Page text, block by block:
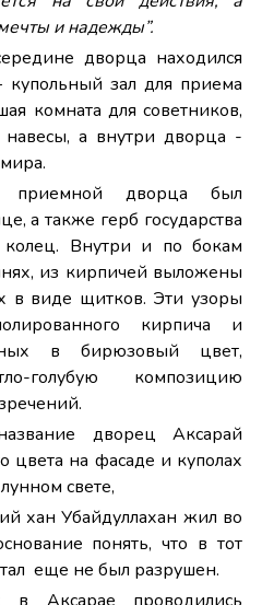
и надежды”.
дворца находился
купольный зал для приема
комната для советников,
а внутри дворца -
дворца был
а также герб государства
Внутри и по бокам
из кирпичей выложены
в виде щитков. Эти узоры
кирпича и
в бирюзовый цвет,
голубую композицию
дворец Аксарай
цвета на фасаде и куполах
свете,
хан Убайдуллахан жил во
понять, что в тот
еще не был разрушен.